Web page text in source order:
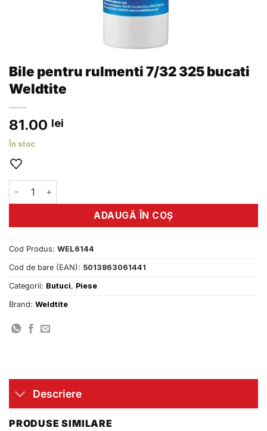
Bile pentru rulmenti 7/32 325 bucati
Weldtite
81.00 lei
În stoc
Cantitate Bile pentru rulmenti 7/32 325 bucati Weldtite
ADAUGĂ ÎN COȘ
Cod Produs: WEL6144
Cod de bare (EAN): 5013863061441
Categorii: Butuci, Piese
Brand: Weldtite
Descriere
PRODUSE SIMILARE